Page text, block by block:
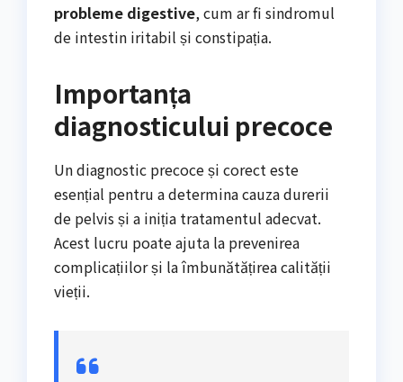
probleme digestive, cum ar fi sindromul
de intestin iritabil și constipația.
Importanța
diagnosticului precoce
Un diagnostic precoce și corect este
esențial pentru a determina cauza durerii
de pelvis și a iniția tratamentul adecvat.
Acest lucru poate ajuta la prevenirea
complicațiilor și la îmbunătățirea calității
vieții.